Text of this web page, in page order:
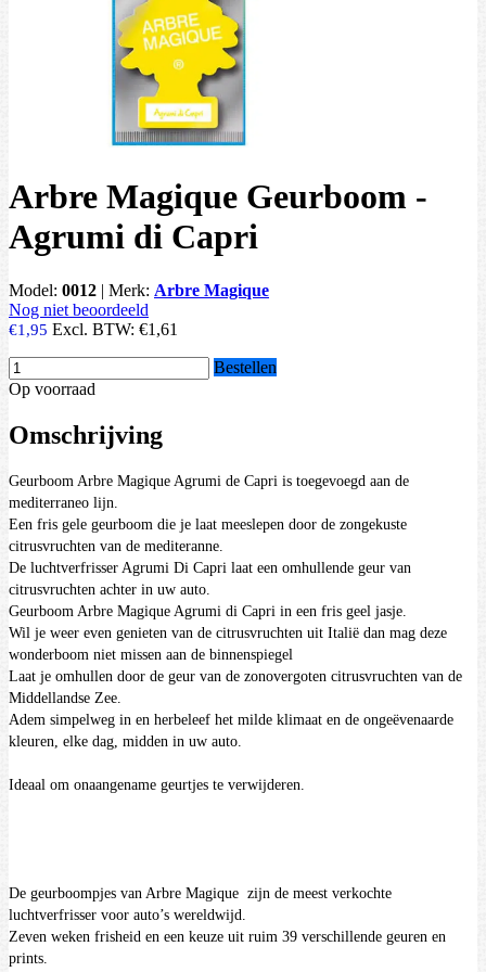
Arbre Magique Geurboom -
Agrumi di Capri
Model: 0012 | Merk: Arbre Magique
Nog niet beoordeeld
€1,95 Excl. BTW: €1,61
Bestellen
Op voorraad
Omschrijving
Geurboom Arbre Magique Agrumi de Capri is toegevoegd aan de
mediterraneo lijn.
Een fris gele geurboom die je laat meeslepen door de zongekuste
citrusvruchten van de mediteranne.
De luchtverfrisser Agrumi Di Capri laat een omhullende geur van
citrusvruchten achter in uw auto.
Geurboom Arbre Magique Agrumi di Capri in een fris geel jasje.
Wil je weer even genieten van de citrusvruchten uit Italië dan mag deze
wonderboom niet missen aan de binnenspiegel
Laat je omhullen door de geur van de zonovergoten citrusvruchten van de
Middellandse Zee.
Adem simpelweg in en herbeleef het milde klimaat en de ongeëvenaarde
kleuren, elke dag, midden in uw auto.
Ideaal om onaangename geurtjes te verwijderen.
De geurboompjes van Arbre Magique zijn de meest verkochte
luchtverfrisser voor auto’s wereldwijd.
Zeven weken frisheid en een keuze uit ruim 39 verschillende geuren en
prints.